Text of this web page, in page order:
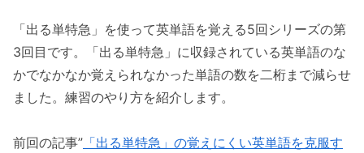
正の字を入れていく
練習のコツ
分かったら丸をつける。わからなくな
ったらまた文字を入れる
見出し語を覚えるためのコツ
「出る単特急」を使って英単語を覚える5回シリーズの第
3回目です。「出る単特急」に収録されている英単語のな
かでなかなか覚えられなかった単語の数を二桁まで減らせ
ました。練習のやり方を紹介します。
前回の記事” 「出る単特急」の覚えにくい英単語を克服す